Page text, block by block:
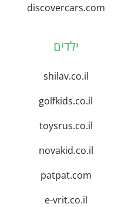
discovercars.com
ילדים
shilav.co.il
golfkids.co.il
toysrus.co.il
novakid.co.il
patpat.com
e-vrit.co.il